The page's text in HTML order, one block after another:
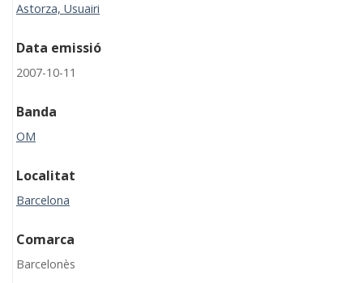
Astorza, Usuairi
Data emissió
2007-10-11
Banda
OM
Localitat
Barcelona
Comarca
Barcelonès